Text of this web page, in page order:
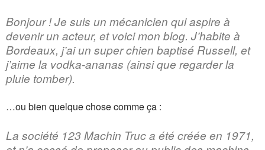
Bonjour ! Je suis un mécanicien qui aspire à
devenir un acteur, et voici mon blog. J’habite à
Bordeaux, j’ai un super chien baptisé Russell, et
j’aime la vodka-ananas (ainsi que regarder la
pluie tomber).
…ou bien quelque chose comme ça :
La société 123 Machin Truc a été créée en 1971,